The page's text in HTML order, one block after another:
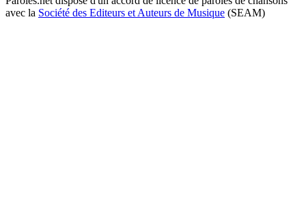
avec la Société des Editeurs et Auteurs de Musique (SEAM)